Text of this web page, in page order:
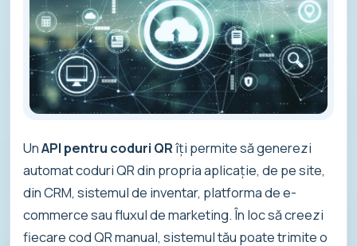
UnAPI pentru coduri QRîți permite să generezi
automat coduri QR din propria aplicație, de pe site,
din CRM, sistemul de inventar, platforma de e-
commerce sau fluxul de marketing. În loc să creezi
fiecare cod QR manual, sistemul tău poate trimite o